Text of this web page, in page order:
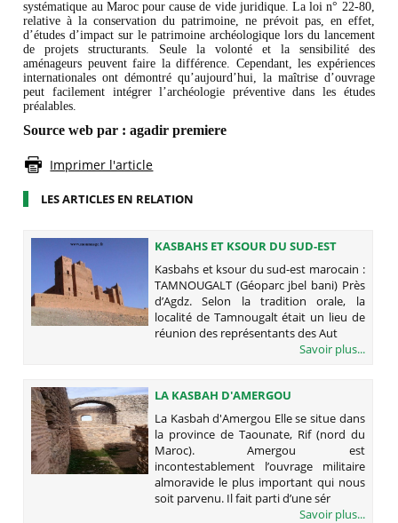
systématique au Maroc pour cause de vide juridique. La loi n° 22-80,
relative à la conservation du patrimoine, ne prévoit pas, en effet,
d’études d’impact sur le patrimoine archéologique lors du lancement
de projets structurants. Seule la volonté et la sensibilité des
aménageurs peuvent faire la différence. Cependant, les expériences
internationales ont démontré qu’aujourd’hui, la maîtrise d’ouvrage
peut facilement intégrer l’archéologie préventive dans les études
préalables.
Source web par : agadir premiere
Imprimer l'article
LES ARTICLES EN RELATION
KASBAHS ET KSOUR DU SUD-EST
MAROCAIN : TAMNOUGALT
(GÉOPARC JBEL BANI)
Kasbahs et ksour du sud-est marocain :
TAMNOUGALT (Géoparc jbel bani) Près
d’Agdz. Selon la tradition orale, la
localité de Tamnougalt était un lieu de
réunion des représentants des Aut
Savoir plus...
LA KASBAH D'AMERGOU
La Kasbah d'Amergou Elle se situe dans
la province de Taounate, Rif (nord du
Maroc). Amergou est
incontestablement l’ouvrage militaire
almoravide le plus important qui nous
soit parvenu. Il fait parti d’une sér
Savoir plus...